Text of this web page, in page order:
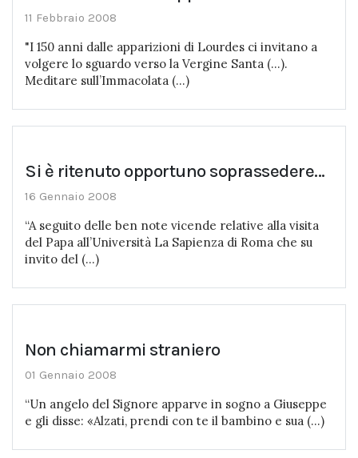
11 Febbraio 2008
"I 150 anni dalle apparizioni di Lourdes ci invitano a
volgere lo sguardo verso la Vergine Santa (...).
Meditare sull’Immacolata (...)
Si è ritenuto opportuno soprassedere...
16 Gennaio 2008
“A seguito delle ben note vicende relative alla visita
del Papa all’Università La Sapienza di Roma che su
invito del (...)
Non chiamarmi straniero
01 Gennaio 2008
“Un angelo del Signore apparve in sogno a Giuseppe
e gli disse: «Alzati, prendi con te il bambino e sua (...)